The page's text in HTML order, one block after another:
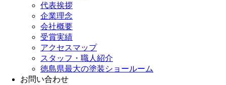
代表挨拶
企業理念
会社概要
受賞実績
アクセスマップ
スタッフ・職人紹介
徳島県最大の塗装ショールーム
お問い合わせ